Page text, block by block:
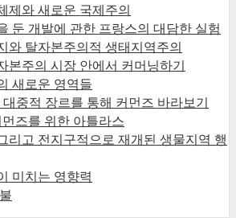
제와 새로운 국제주의
둔 개발에 관한 프랑스의 대담한 실험
와 탈자본주의적 생태지역주의
본주의 시장 안에서 커머닝하기
새로운 영역들
중적 장르를 통해 커먼즈 바라보기
즈를 위한 아틀라스
리고 전지구적으로 재개된 생물지역 행
미치는 영향력